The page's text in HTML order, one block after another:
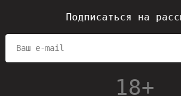
Подписаться на
18+